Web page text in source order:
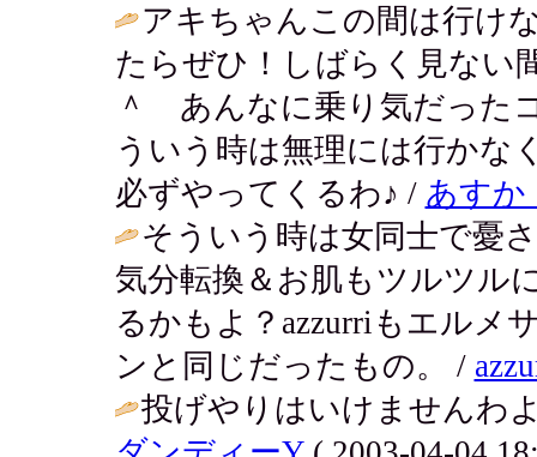
アキちゃんこの間は行け
たらぜひ！しばらく見ない
＾ あんなに乗り気だった
ういう時は無理には行かな
必ずやってくるわ♪ / あす
そういう時は女同士で憂
気分転換＆お肌もツルツル
るかもよ？azzurriもエルメ
ンと同じだったもの。 /
投げやりはいけませんわ